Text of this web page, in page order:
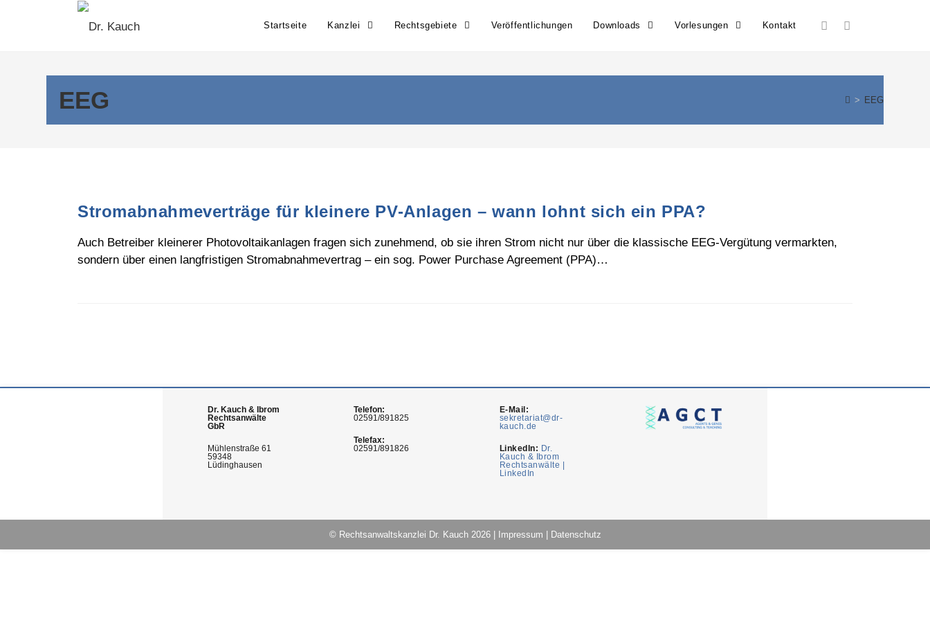
Startseite Kanzlei Rechtsgebiete Veröffentlichungen Downloads Vorlesungen Kontakt
EEG > EEG
Stromabnahmeverträge für kleinere PV-Anlagen – wann lohnt sich ein PPA?
Auch Betreiber kleinerer Photovoltaikanlagen fragen sich zunehmend, ob sie ihren Strom nicht nur über die klassische EEG-Vergütung vermarkten,
sondern über einen langfristigen Stromabnahmevertrag – ein sog. Power Purchase Agreement (PPA)…
Dr. Kauch & Ibrom
Rechtsanwälte
GbR
Mühlenstraße 61
59348
Lüdinghausen
Telefon:
02591/891825
Telefax:
02591/891826
E-Mail:
sekretariat@dr-
kauch.de
LinkedIn: Dr.
Kauch & Ibrom
Rechtsanwälte |
LinkedIn
© Rechtsanwaltskanzlei Dr. Kauch 2026 Impressum Datenschutz